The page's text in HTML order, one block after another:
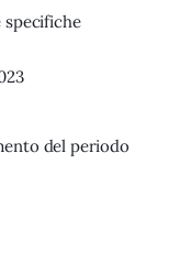
specifiche
del periodo